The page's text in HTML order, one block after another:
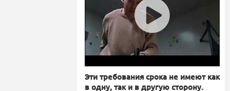
Эти требования срока не имеют как
в одну, так и в другую сторону.